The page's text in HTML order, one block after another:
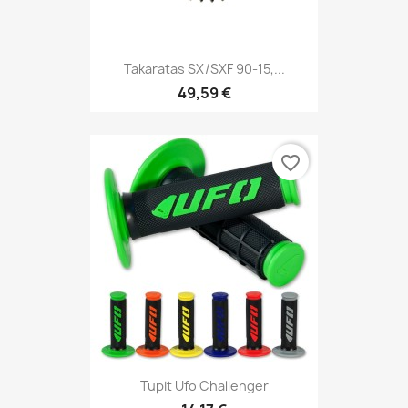
Takaratas SX/SXF 90-15,...
49,59 €
Tupit Ufo Challenger
favorite_border